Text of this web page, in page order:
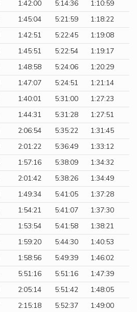
1:42:00 5:14:36
1:10:59
1:45:04 5:21:59
1:18:22
1:42:51 5:22:45
1:19:08
1:45:51 5:22:54
1:19:17
1:48:58 5:24:06
1:20:29
1:47:07 5:24:51
1:21:14
1:40:01 5:31:00
1:27:23
1:44:31 5:31:28
1:27:51
2:06:54 5:35:22
1:31:45
2:01:22 5:36:49
1:33:12
1:57:16 5:38:09
1:34:32
2:01:42 5:38:26
1:34:49
1:49:34 5:41:05
1:37:28
1:54:21 5:41:07
1:37:30
1:53:54 5:41:58
1:38:21
1:59:20 5:44:30
1:40:53
1:58:56 5:49:39
1:46:02
5:51:16 5:51:16
1:47:39
2:05:14 5:51:42
1:48:05
2:15:18 5:52:37
1:49:00